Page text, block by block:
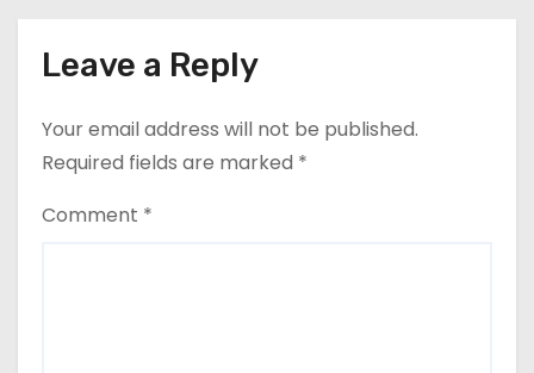
Leave a Reply
Your email address will not be published.
Required fields are marked *
Comment *